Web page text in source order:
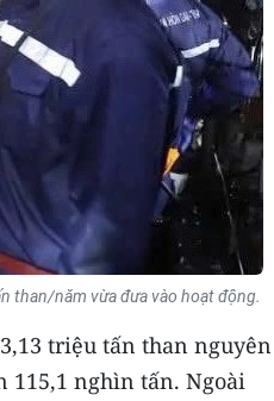
than/năm vừa đưa vào hoạt động.
triệu tấn than nguyên
nghìn tấn. Ngoài